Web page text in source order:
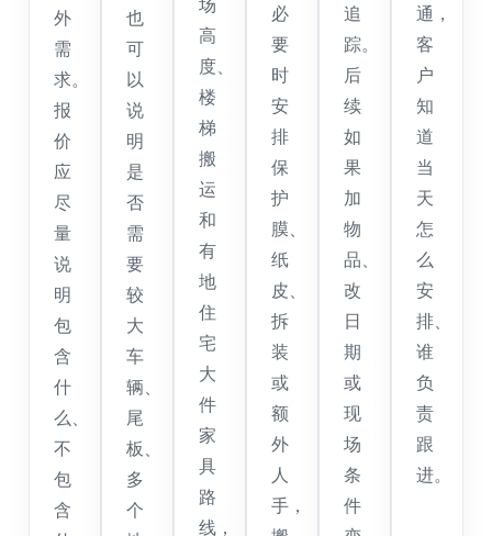
外
需
求。
报
价
应
尽
量
说
明
包
含
什
么、
不
包
含
也
可
以
说
明
是
否
需
要
较
大
车
辆、
尾
板、
多
个
场
高
度、
楼
梯
搬
运
和
有
地
住
宅
大
件
家
具
路
线，
必
要
时
安
排
保
护
膜、
纸
皮、
拆
装
或
额
外
人
手，
追
踪。
后
续
如
果
加
物
品、
改
日
期
或
现
场
条
件
通，
客
户
知
道
当
天
怎
么
安
排、
谁
负
责
跟
进。